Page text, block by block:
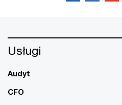
Usługi
Audyt
CFO